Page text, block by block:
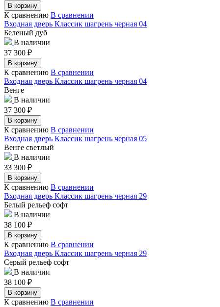
В корзину
К сравнению В сравнении
Входная дверь Классик шагрень черная 04
Беленый дуб
В наличии
37 300 ₽
В корзину
К сравнению В сравнении
Входная дверь Классик шагрень черная 04
Венге
В наличии
37 300 ₽
В корзину
К сравнению В сравнении
Входная дверь Классик шагрень черная 05
Венге светлый
В наличии
33 300 ₽
В корзину
К сравнению В сравнении
Входная дверь Классик шагрень черная 29
Белый рельеф софт
В наличии
38 100 ₽
В корзину
К сравнению В сравнении
Входная дверь Классик шагрень черная 29
Серый рельеф софт
В наличии
38 100 ₽
В корзину
К сравнению В сравнении